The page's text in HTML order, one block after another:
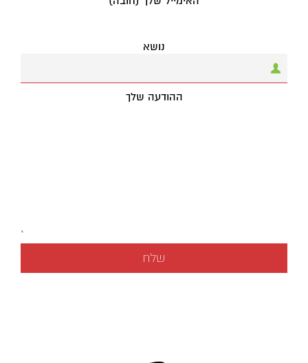
נושא
ההודעה שלך